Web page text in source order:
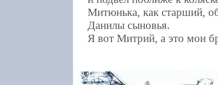
Митюнька, как старший,
Данилы сыновья.
Я вот Митрий, а это мои